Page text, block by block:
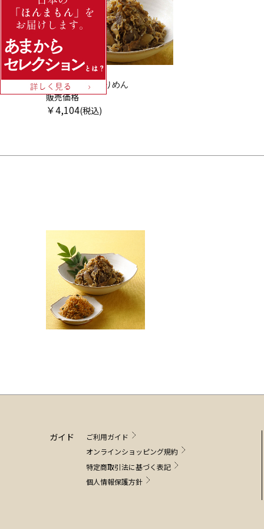
但馬牛 牛肉ちりめん
販売価格
￥4,104
ガイド
ご利用ガイド
オンラインショッピング規約
特定商取引法に基づく表記
個人情報保護方針